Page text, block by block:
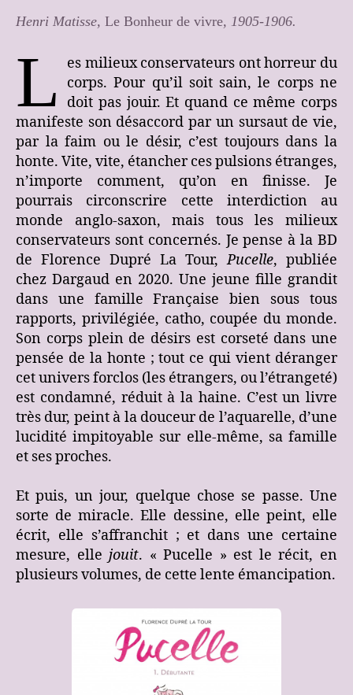
Henri Matisse, Le Bonheur de vivre, 1905-1906.
L
es milieux conservateurs ont horreur du
corps. Pour qu’il soit sain, le corps ne
doit pas jouir. Et quand ce même corps
manifeste son désaccord par un sursaut de vie,
par la faim ou le désir, c’est toujours dans la
honte. Vite, vite, étancher ces pulsions étranges,
n’importe comment, qu’on en finisse. Je
pourrais circonscrire cette interdiction au
monde anglo-saxon, mais tous les milieux
conservateurs sont concernés. Je pense à la BD
de Florence Dupré La Tour,Pucelle, publiée
chez Dargaud en 2020. Une jeune fille grandit
dans une famille Française bien sous tous
rapports, privilégiée, catho, coupée du monde.
Son corps plein de désirs est corseté dans une
pensée de la honte ; tout ce qui vient déranger
cet univers forclos (les étrangers, ou l’étrangeté)
est condamné, réduit à la haine. C’est un livre
très dur, peint à la douceur de l’aquarelle, d’une
lucidité impitoyable sur elle-même, sa famille
et ses proches.
Et puis, un jour, quelque chose se passe. Une
sorte de miracle. Elle dessine, elle peint, elle
écrit, elle s’affranchit ; et dans une certaine
mesure, ellejouit. « Pucelle » est le récit, en
plusieurs volumes, de cette lente émancipation.